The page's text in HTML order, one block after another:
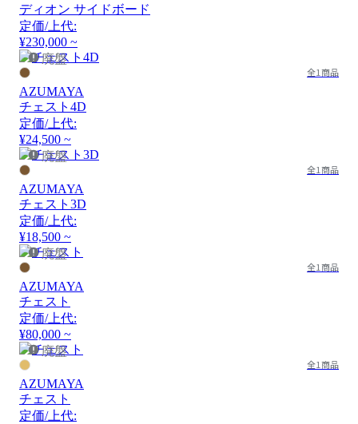
ディオン サイドボード
定価/上代:
¥230,000 ~
廃盤
全1商品
AZUMAYA
チェスト4D
定価/上代:
¥24,500 ~
廃盤
全1商品
AZUMAYA
チェスト3D
定価/上代:
¥18,500 ~
廃盤
全1商品
AZUMAYA
チェスト
定価/上代:
¥80,000 ~
廃盤
全1商品
AZUMAYA
チェスト
定価/上代: